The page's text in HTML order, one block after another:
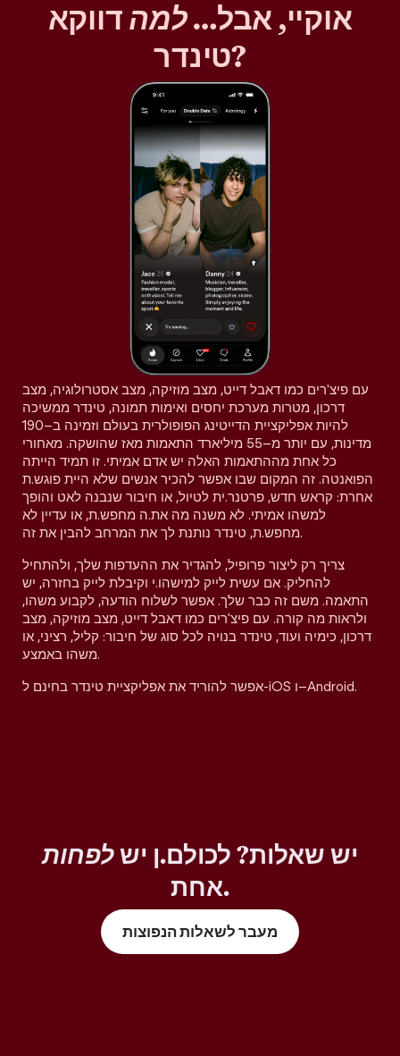
אוקיי, אבל…למהדווקא
טינדר?
עם פיצ'רים כמו דאבל דייט, מצב מוזיקה, מצב אסטרולוגיה, מצב
דרכון, מטרות מערכת יחסים ואימות תמונה, טינדר ממשיכה
להיות אפליקציית הדייטינג הפופולרית בעולם וזמינה ב–190
מדינות, עם יותר מ–55 מיליארד התאמות מאז שהושקה. מאחורי
כל אחת מההתאמות האלה יש אדם אמיתי. זו תמיד הייתה
הפואנטה. זה המקום שבו אפשר להכיר אנשים שלא היית פוגש.ת
אחרת: קראש חדש, פרטנר.ית לטיול, או חיבור שנבנה לאט והופך
למשהו אמיתי. לא משנה מה את.ה מחפש.ת, או עדיין לא
מחפש.ת, טינדר נותנת לך את המרחב להבין את זה.
צריך רק ליצור פרופיל, להגדיר את ההעדפות שלך, ולהתחיל
להחליק. אם עשית לייק למישהו.י וקיבלת לייק בחזרה, יש
התאמה. משם זה כבר שלך. אפשר לשלוח הודעה, לקבוע משהו,
ולראות מה קורה. עם פיצ'רים כמו דאבל דייט, מצב מוזיקה, מצב
דרכון, כימיה ועוד, טינדר בנויה לכל סוג של חיבור: קליל, רציני, או
משהו באמצע.
אפשר להוריד את אפליקציית טינדר בחינם ל-iOS ו–Android.
יש שאלות? לכולם.ן ישלפחות
אחת.
מעבר לשאלות הנפוצות